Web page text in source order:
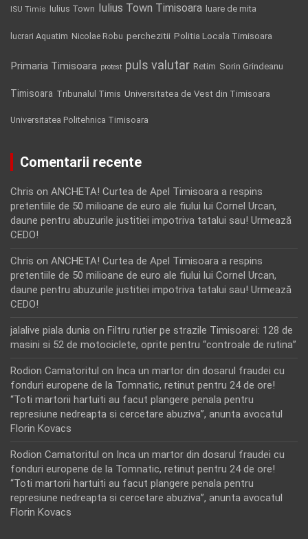
ISU Timis Iulius Town Iulius Town Timisoara luare de mita
lucrari Aquatim Nicolae Robu perchezitii Politia Locala Timisoara
Primaria Timisoara protest puls valutar Retim Sorin Grindeanu
Timisoara Tribunalul Timis Universitatea de Vest din Timisoara
Universitatea Politehnica Timisoara
Comentarii recente
Chris on ANCHETA! Curtea de Apel Timisoara a respins
pretentiile de 50 milioane de euro ale fiului lui Cornel Urcan,
daune pentru abuzurile justitiei impotriva tatalui sau! Urmează
CEDO!
Chris on ANCHETA! Curtea de Apel Timisoara a respins
pretentiile de 50 milioane de euro ale fiului lui Cornel Urcan,
daune pentru abuzurile justitiei impotriva tatalui sau! Urmează
CEDO!
jalalive piala dunia on Filtru rutier pe strazile Timisoarei: 128 de
masini si 52 de motociclete, oprite pentru “controale de rutina”
Rodion Camatoritul on Inca un martor din dosarul fraudei cu
fonduri europene de la Tomnatic, retinut pentru 24 de ore!
“Toti martorii hartuiti au facut plangere penala pentru
represiune nedreapta si cercetare abuziva”, anunta avocatul
Florin Kovacs
Rodion Camatoritul on Inca un martor din dosarul fraudei cu
fonduri europene de la Tomnatic, retinut pentru 24 de ore!
“Toti martorii hartuiti au facut plangere penala pentru
represiune nedreapta si cercetare abuziva”, anunta avocatul
Florin Kovacs